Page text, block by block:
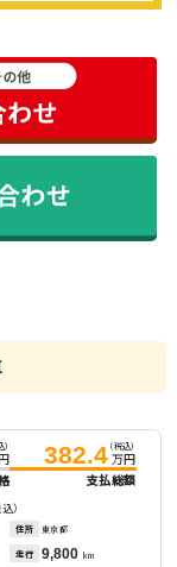
） 382.4 （税込）
万円
支払総額
）
住所 東京都
走行 9,800 km